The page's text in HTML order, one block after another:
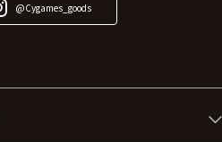
@Cygames_goods